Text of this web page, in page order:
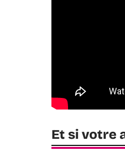
Et si votre